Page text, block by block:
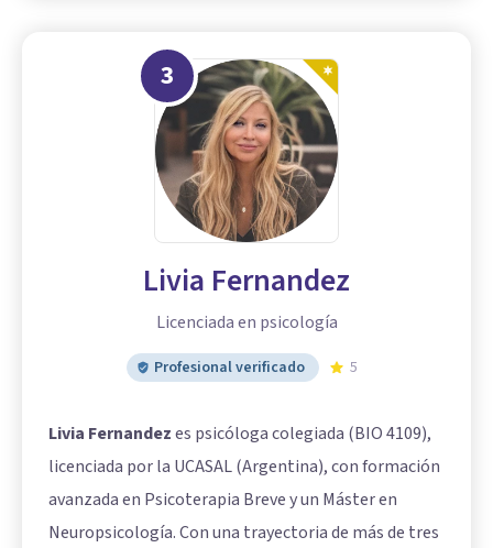
3
Livia Fernandez
Licenciada en psicología
Profesional verificado 5
Livia Fernandezes psicóloga colegiada (BIO 4109),
licenciada por la UCASAL (Argentina), con formación
avanzada en Psicoterapia Breve y un Máster en
Neuropsicología. Con una trayectoria de más de tres